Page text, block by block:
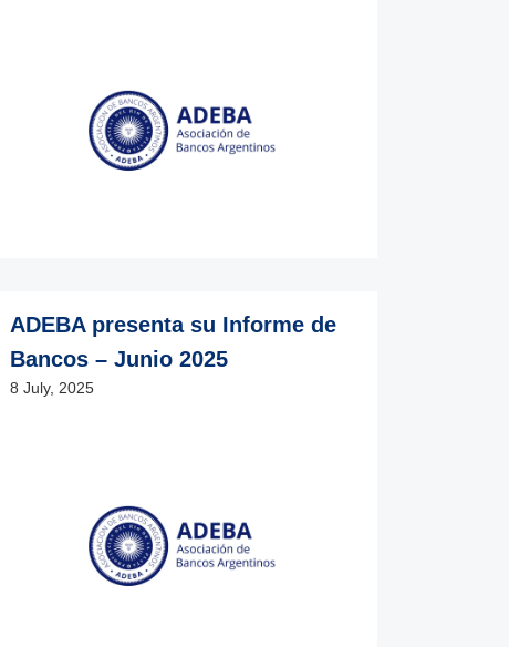
ADEBA presenta su Informe de
Bancos – Junio 2025
8 July, 2025